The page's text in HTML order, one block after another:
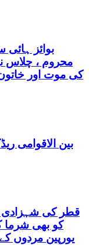
بوائز
محروم ، چلاس
کی موت اور
بین الاقوامی
قطر کی شہزادی
یورپین مردوں